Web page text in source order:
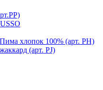
хлопок 100% (арт. PH)
(арт. PJ)